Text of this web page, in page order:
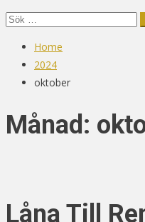
Sök
Home
2024
oktober
Månad:
Låna Till